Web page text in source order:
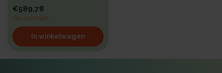
€589,78
Op voorraad
In winkelwagen